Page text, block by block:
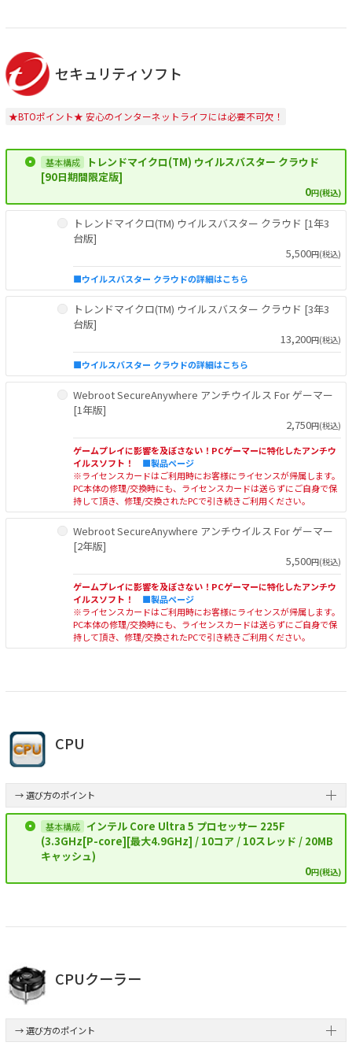
セキュリティソフト
★BTOポイント★ 安心のインターネットライフには必要不可欠！
トレンドマイクロ(TM) ウイルスバスター クラウド
[90日期間限定版]
0円(税込)
トレンドマイクロ(TM) ウイルスバスター クラウド [1年3
台版]
5,500円(税込)
■ウイルスバスター クラウドの詳細はこちら
トレンドマイクロ(TM) ウイルスバスター クラウド [3年3
台版]
13,200円(税込)
■ウイルスバスター クラウドの詳細はこちら
Webroot SecureAnywhere アンチウイルス For ゲーマー
[1年版]
2,750円(税込)
ゲームプレイに影響を及ぼさない！PCゲーマーに特化したアンチウ
イルスソフト！
■製品ページ
※ライセンスカードはご利用時にお客様にライセンスが帰属します。
PC本体の修理/交換時にも、ライセンスカードは送らずにご自身で保
持して頂き、修理/交換されたPCで引き続きご利用ください。
Webroot SecureAnywhere アンチウイルス For ゲーマー
[2年版]
5,500円(税込)
ゲームプレイに影響を及ぼさない！PCゲーマーに特化したアンチウ
イルスソフト！
■製品ページ
※ライセンスカードはご利用時にお客様にライセンスが帰属します。
PC本体の修理/交換時にも、ライセンスカードは送らずにご自身で保
持して頂き、修理/交換されたPCで引き続きご利用ください。
CPU
→ 選び方のポイント
インテル Core Ultra 5 プロセッサー 225F
(3.3GHz[P-core][最大4.9GHz] / 10コア / 10スレッド / 20MB
キャッシュ)
0円(税込)
CPUクーラー
→ 選び方のポイント